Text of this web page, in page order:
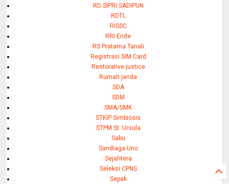
RD SIPRI SADIPUN
RDTL
RISSC
RRI Ende
RS Pratama Tanali
Registrasi SIM Card
Restorative justice
Rumah janda
SDA
SDM
SMA/SMK
STKIP Simbiosis
STPM St. Ursula
Sabu
Sandiaga Uno
Sejahtera
Seleksi CPNS
Sepak